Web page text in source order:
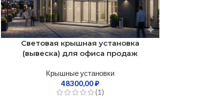
Световая крышная установка
(вывеска) для офиса продаж
Крышные установки
48300,00₽
(1)